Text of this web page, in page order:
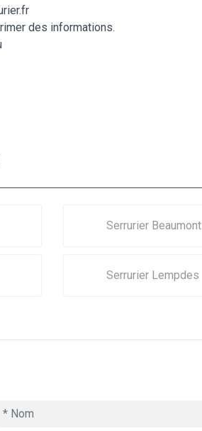
des informations.
Serrurier Beaumont
Serrurier Lempdes